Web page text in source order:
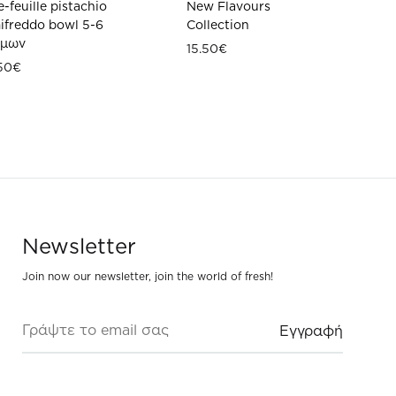
feuille pistachio
bowl 5-6
€
ΣΤΗ
New Flavours
Collection
15.50€
Newsletter
Join now our newsletter, join the world of fresh!